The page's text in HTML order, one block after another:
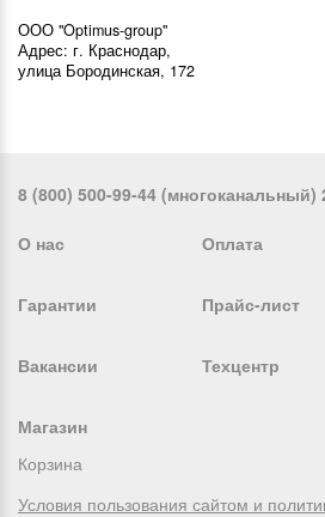
ООО "Optimus-group"
Адрес: г. Краснодар,
улица Бородинская, 172
8 (800) 500-99-44 (многоканальный)
О нас Оплата
Гарантии Прайс-лист
Вакансии Техцентр
Магазин
Корзина
Условия пользования сайтом и